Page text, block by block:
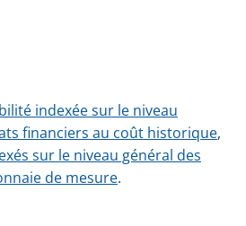
indexée sur le niveau
financiers au coût historique,
sur le niveau général des
de mesure.